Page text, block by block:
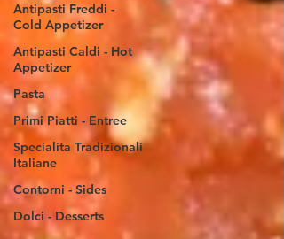
Antipasti Freddi -
Cold Appetizer
Antipasti Caldi - Hot
Appetizer
Pasta
Primi Piatti - Entree
Specialita Tradizionali
Italiane
Contorni - Sides
Dolci - Desserts